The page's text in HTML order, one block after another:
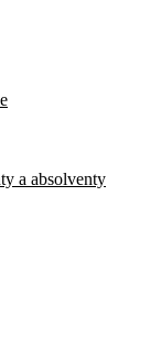
a absolventy